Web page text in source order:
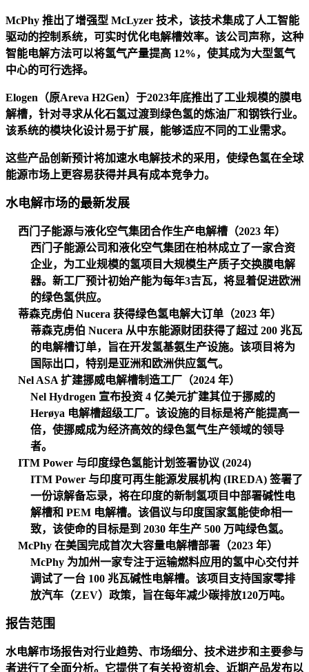
McPhy 推出了增强型 McLyzer 技术，该技术集成了人工智能
驱动的控制系统，可实时优化电解槽效率。该公司声称，这种
智能电解方法可以将氢气产量提高 12%，使其成为大型氢气
中心的可行选择。
Elogen（原Areva H2Gen）于2023年底推出了工业规模的膜电
解槽，针对寻求从化石氢过渡到绿色氢的炼油厂和钢铁行业。
该系统的模块化设计易于扩展，能够适应不同的工业需求。
这些产品创新预计将加速水电解技术的采用，使绿色氢在全球
能源市场上更容易获得并具有成本竞争力。
水电解市场的最新发展
西门子能源与液化空气集团合作生产电解槽（2023 年）
西门子能源公司和液化空气集团在柏林成立了一家合资
企业，为工业规模的氢项目大规模生产质子交换膜电解
器。新工厂预计初始产能为每年3吉瓦，将显着促进欧洲
的绿色氢供应。
蒂森克虏伯 Nucera 获得绿色氢电解大订单（2023 年）
蒂森克虏伯 Nucera 从中东能源财团获得了超过 200 兆瓦
的电解槽订单，旨在开发氢基氨生产设施。该项目将为
国际出口，特别是亚洲和欧洲供应氢气。
Nel ASA 扩建挪威电解槽制造工厂（2024 年）
Nel Hydrogen 宣布投资 4 亿美元扩建其位于挪威的
Herøya 电解槽超级工厂。该设施的目标是将产能提高一
倍，使挪威成为经济高效的绿色氢气生产领域的领导
者。
ITM Power 与印度绿色氢能计划签署协议 (2024)
ITM Power 与印度可再生能源发展机构 (IREDA) 签署了
一份谅解备忘录，将在印度的新制氢项目中部署碱性电
解槽和 PEM 电解槽。该倡议与印度国家氢能使命相一
致，该使命的目标是到 2030 年生产 500 万吨绿色氢。
McPhy 在美国完成首次大容量电解槽部署（2023 年）
McPhy 为加州一家专注于运输燃料应用的氢中心交付并
调试了一台 100 兆瓦碱性电解槽。该项目支持国家零排
放汽车（ZEV）政策，旨在每年减少碳排放120万吨。
报告范围
水电解市场报告对行业趋势、市场细分、技术进步和主要参与
者进行了全面分析。它提供了有关投资机会、近期产品发布以